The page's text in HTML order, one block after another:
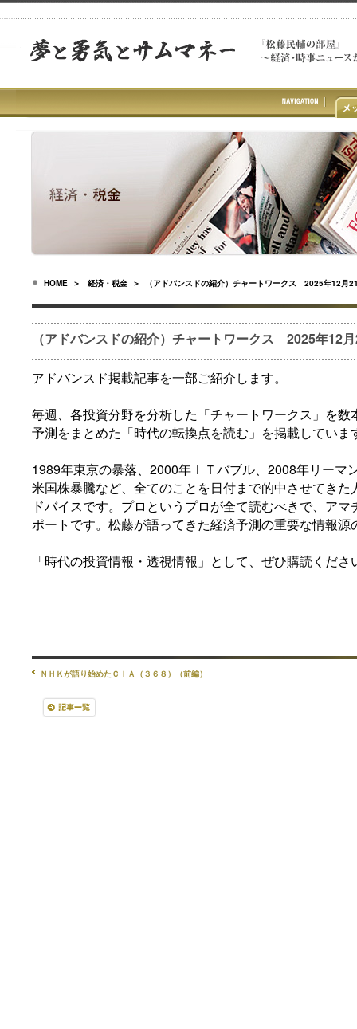
HOME ＞ 経済・税金 ＞ （アドバンスドの紹介）チャートワークス 2025年12月
（アドバンスドの紹介）チャートワークス 2025年12
アドバンスド掲載記事を一部ご紹介します。
毎週、各投資分野を分析した「チャートワークス」を
予測をまとめた「時代の転換点を読む」を掲載していま
1989年東京の暴落、2000年ＩＴバブル、2008年リーマ
米国株暴騰など、全てのことを日付まで的中させてき
ドバイスです。プロというプロが全て読むべきで、ア
ポートです。松藤が語ってきた経済予測の重要な情報源
「時代の投資情報・透視情報」として、ぜひ購読くださ
ＮＨＫが語り始めたＣＩＡ（３６８）（前編）